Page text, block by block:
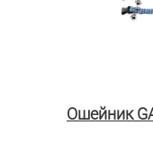
Ошейник